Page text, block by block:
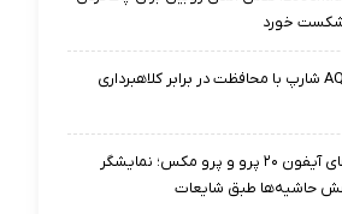
شکست خورد
AQUOS Wish۶ شارپ با محافظت در برابر کلاهبرداری
افشای رندرهای آیفون ۲۰ پرو و پرو مکس؛ نمایشگر
حاشیه‌ها طبق شایعات